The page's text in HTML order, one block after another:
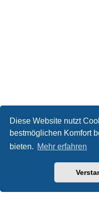
Diese Website nutzt
bestmöglichen Komfort
bieten. Mehr erfahren